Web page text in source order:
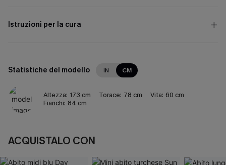
Istruzioni per la cura
Statistiche del modello IN CM
Altezza: 173 cm Torace: 78 cm Vita: 60 cm
Fianchi: 84 cm
ACQUISTALO CON